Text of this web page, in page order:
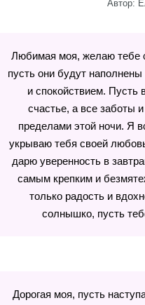
Автор:
Любимая моя, желаю тебе
пусть они будут
и спокойствием. Пусть
счастье, а все заботы
пределами этой ночи. Я
укрываю тебя своей
дарю уверенность в
самым крепким и
только радость и
солнышко, пусть
Дорогая моя, пусть